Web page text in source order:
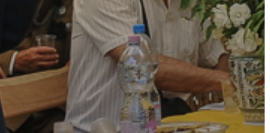
KÖRNYEZETVÉDELEM
TELEPÜLÉSRENDEZÉS
STRATÉGIÁK
ÉS
KONCEPCIÓK
BEJELENTŐ